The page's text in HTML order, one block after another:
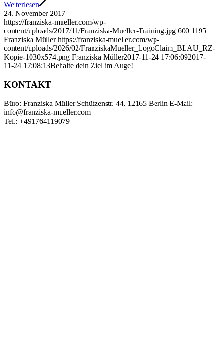
Weiterlesen
24. November 2017
https://franziska-mueller.com/wp-
content/uploads/2017/11/Franziska-Mueller-Training.jpg 600 1195
Franziska Müller https://franziska-mueller.com/wp-
content/uploads/2026/02/FranziskaMueller_LogoClaim_BLAU_RZ-
Kopie-1030x574.png Franziska Müller2017-11-24 17:06:092017-
11-24 17:08:13Behalte dein Ziel im Auge!
KONTAKT
Büro: Franziska Müller Schützenstr. 44, 12165 Berlin E-Mail:
info@franziska-mueller.com
Tel.: +491764119079